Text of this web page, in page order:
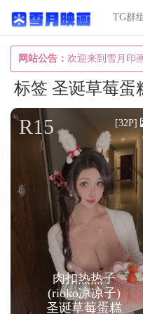
网站公告： 欢迎来到雪月印
TG群组
标签 圣诞草莓蛋
肉扣热热子
(rioko凉凉子)
圣诞草莓蛋糕
R15 [32P]